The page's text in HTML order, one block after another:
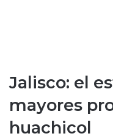
Jalisco: el
mayores
huachicol